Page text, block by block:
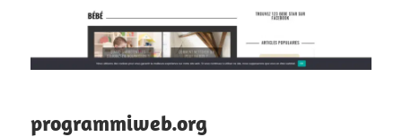
programmiweb.org